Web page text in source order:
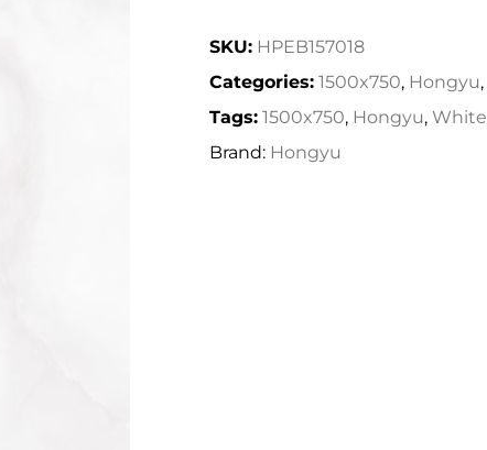
SKU: HPEB157018
Categories: 1500x750, Hongyu,
Tags: 1500x750, Hongyu, White
Brand: Hongyu